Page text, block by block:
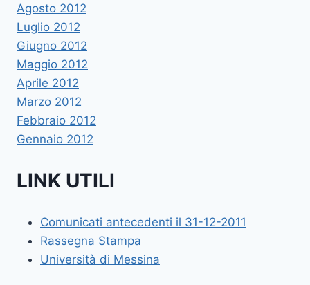
Agosto 2012
Luglio 2012
Giugno 2012
Maggio 2012
Aprile 2012
Marzo 2012
Febbraio 2012
Gennaio 2012
LINK UTILI
Comunicati antecedenti il 31-12-2011
Rassegna Stampa
Università di Messina